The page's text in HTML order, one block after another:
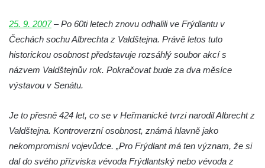
Busta Jana Amose Komenského na domě
čp. 37 v Račicích
Socha ležícího koně v Sadech
Československé armády v Teplicích
Sochy Ležící žena v Tierpark Chemnitz
Socha Skupina jeřábů v Tierpark Chemnitz
25. 9. 2007– Po 60ti letech znovu odhalili ve Frýdlantu v
Čechách sochu Albrechta z Valdštejna. Právě letos tuto
historickou osobnost představuje rozsáhlý soubor akcí s
názvem Valdštejnův rok. Pokračovat bude za dva měsíce
výstavou v Senátu.
Je to přesně 424 let, co se v Heřmanické tvrzi narodil Albrecht z
Valdštejna. Kontroverzní osobnost, známá hlavně jako
nekompromisní vojevůdce. „Pro Frýdlant má ten význam, že si
dal do svého přízviska vévoda Frýdlantský nebo vévoda z